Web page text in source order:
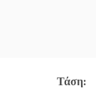
Τάση: